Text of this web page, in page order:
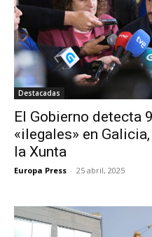
Destacadas
El Gobierno detecta
«ilegales» en
la Xunta
Europa Press - 25 abril, 2025